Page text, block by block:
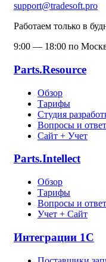
support@tradesoft.pro
Работаем только в
9:00 — 18:00 по
Parts.Resource
Обзор
Тарифы
Студия
Вопросы и
Сайт + Учет
Parts.Intellect
Обзор
Тарифы
Вопросы и
Учет + Сайт
Интеграции 1С